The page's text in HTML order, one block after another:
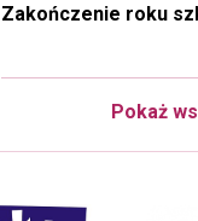
Zakończenie roku
Pokaż